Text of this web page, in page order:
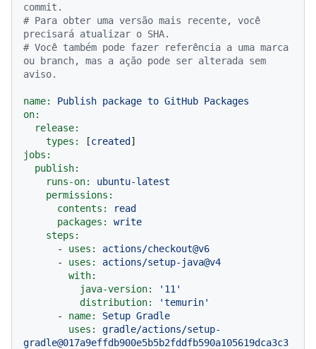
commit.
# Para obter uma versão mais recente, você
precisará atualizar o SHA.
# Você também pode fazer referência a uma marca
ou branch, mas a ação pode ser alterada sem
aviso.
name: Publish package to GitHub Packages
on:
release:
types:
[created
jobs:
publish:
runs-on:
ubuntu-latest
permissions:
contents:
read
packages:
write
steps:
-
uses:
actions/checkout@v6
-
uses:
actions/setup-java@v4
with:
java-version:
'11'
distribution:
'temurin'
-
name: Setup Gradle
uses:
gradle/actions/setup-
gradle@017a9effdb900e5b5b2fddfb590a105619dca3c3